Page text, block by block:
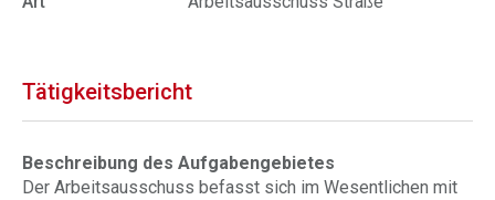
Tätigkeitsbericht
Beschreibung des Aufgabengebietes
Der Arbeitsausschuss befasst sich im Wesentlichen mit